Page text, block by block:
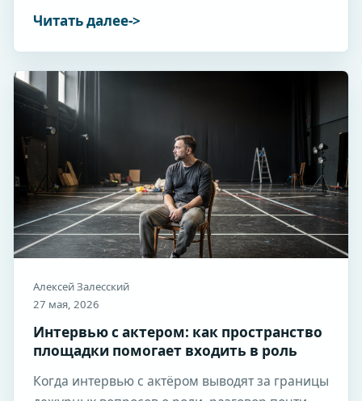
Читать далее
Алексей Залесский
27 мая, 2026
Интервью с актером: как пространство
площадки помогает входить в роль
Когда интервью с актёром выводят за границы